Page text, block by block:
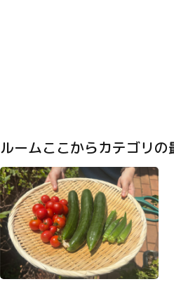
ルームここからカテゴリの